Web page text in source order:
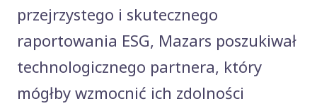
przejrzystego i skutecznego
raportowania ESG, Mazars poszukiwał
technologicznego partnera, który
mógłby wzmocnić ich zdolności